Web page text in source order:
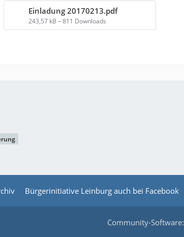
Einladung 20170213.pdf
243,57 kB – 811 Downloads
Bürgerinitiative Leinburg auch bei Facebook
Community-Software: